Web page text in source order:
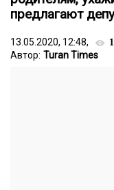
предлагают
13.05.2020, 12:48,
Автор: Turan Times